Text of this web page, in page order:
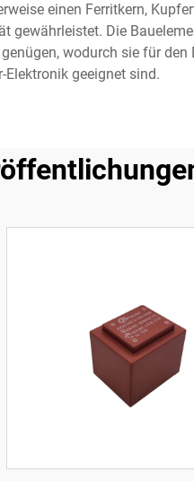
einen Ferritkern,
Die
wodurch sie für
Elektronik geeignet sind.